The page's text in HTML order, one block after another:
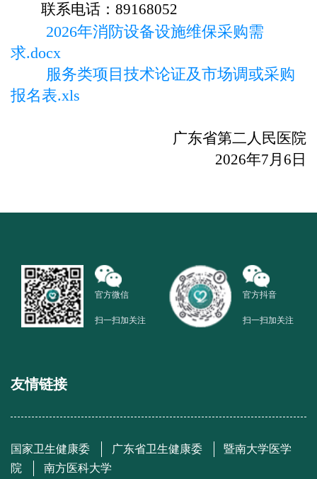
联系电话： 89168052
2026年消防设备设施维保采购需
求.docx
服务类项目技术论证及市场调或采购
报名表.xls
广东省第二人民医院
2026年7月 6 日
官方微信
扫一扫加关注
官方抖音
扫一扫加关注
友情链接
国家卫生健康委 广东省卫生健康委
暨南大学医学
院
南方医科大学